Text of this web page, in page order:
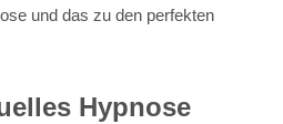
und das zu den perfekten
Hypnose